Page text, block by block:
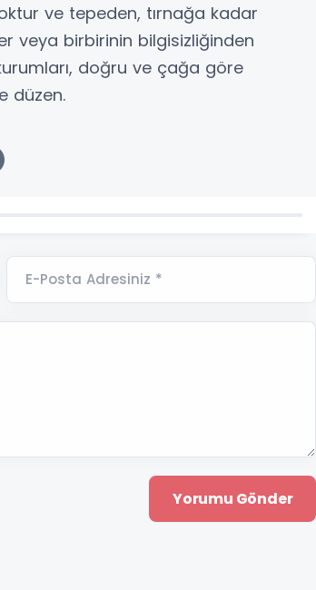
ve tepeden, tırnağa kadar
veya birbirinin bilgisizliğinden
doğru ve çağa göre
düzen.
E-Posta Adresiniz *